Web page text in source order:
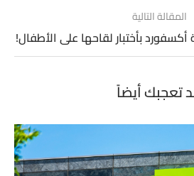
المقالة التالية
بأختبار لقاحها على الأطفال!
تعجبك أيضاً